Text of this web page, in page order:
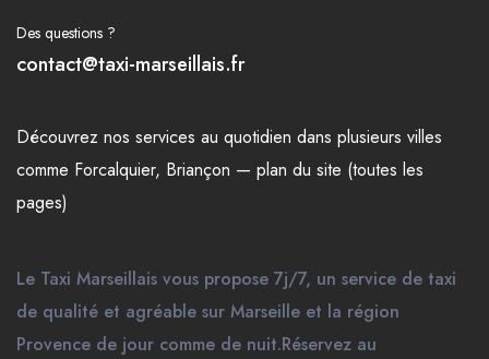
Des questions ?
contact@taxi-marseillais.fr
Découvrez nos services au quotidien dans plusieurs villes
comme Forcalquier, Briançon — plan du site (toutes les
pages)
Le Taxi Marseillais vous propose 7j/7, un service de taxi
de qualité et agréable sur Marseille et la région
Provence de jour comme de nuit.Réservez au